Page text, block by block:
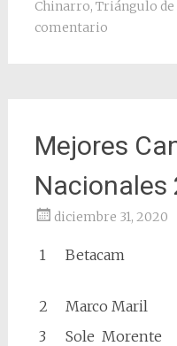
Chinarro, Triángulo
comentario
Mejores
Nacionales
diciembre 31, 2020
1 Betacam
2
Marco Maril
3
Sole Morente